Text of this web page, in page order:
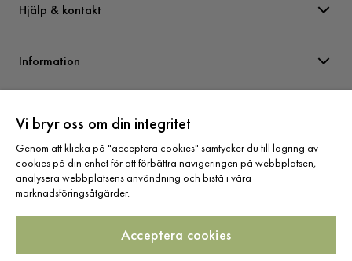
Hjälp & kontakt
Information
Sortiment
Vi bryr oss om din integritet
Genom att klicka på "acceptera cookies" samtycker du till lagring av
cookies på din enhet för att förbättra navigeringen på webbplatsen,
analysera webbplatsens användning och bistå i våra
marknadsföringsåtgärder.
Acceptera cookies